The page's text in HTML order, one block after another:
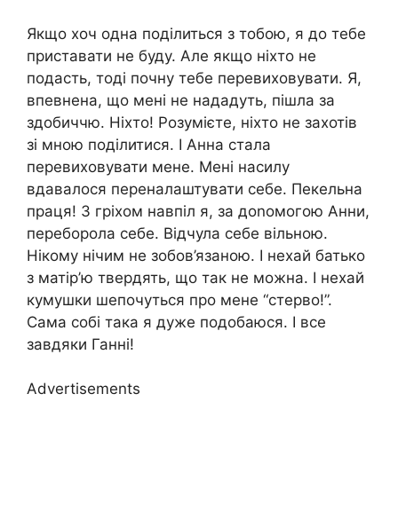
Якщо хоч одна поділиться з тобою, я до тебе
приставати не буду. Але якщо ніхто не
подасть, тоді почну тебе перевиховувати. Я,
впевнена, що мені не нададуть, пішла за
здобиччю. Ніхто! Розумієте, ніхто не захотів
зі мною поділитися. І Анна стала
перевиховувати мене. Мені насилу
вдавалося переналаштувати себе. Пекельна
праця! З гріхом навпіл я, за доnомогою Анни,
переборола себе. Відчула себе вільною.
Нікому нічим не зобов’язаною. І нехай батько
з матір’ю твердять, що так не можна. І нехай
кумушки шепочуться про мене “стерво!”.
Сама собі така я дуже подобаюся. І все
завдяки Ганні!
Advertisements